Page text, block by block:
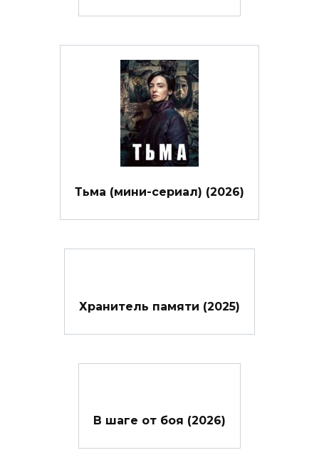
Тьма (мини-сериал) (2026)
Хранитель памяти (2025)
В шаге от боя (2026)